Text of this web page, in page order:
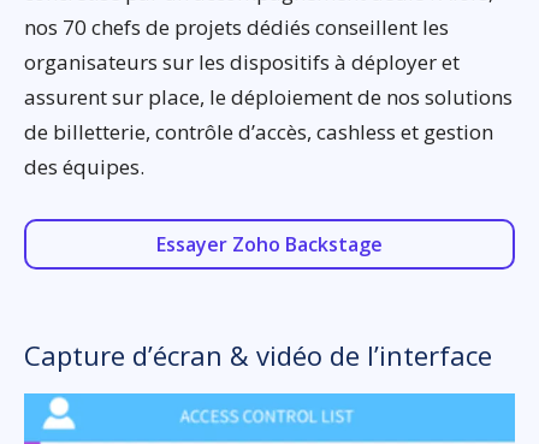
nos 70 chefs de projets dédiés conseillent les
organisateurs sur les dispositifs à déployer et
assurent sur place, le déploiement de nos solutions
de billetterie, contrôle d’accès, cashless et gestion
des équipes.
Essayer Zoho Backstage
Capture d’écran & vidéo de l’interface